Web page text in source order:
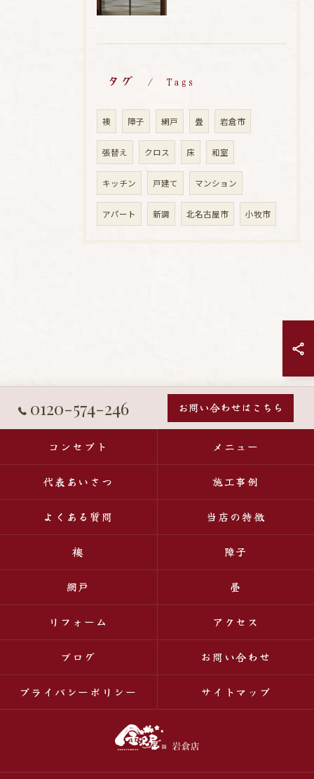
タグ Tags
襖 障子 網戸 畳 岩倉市
張替え クロス 床 和室
キッチン 戸建て マンション
アパート 新調 北名古屋市 小牧市
0120-574-246 お問い合わせはこちら
コンセプト メニュー
代表あいさつ 施工事例
よくある質問 当店の特徴
襖 障子
網戸 畳
リフォーム アクセス
ブログ お問い合わせ
プライバシーポリシー サイトマップ